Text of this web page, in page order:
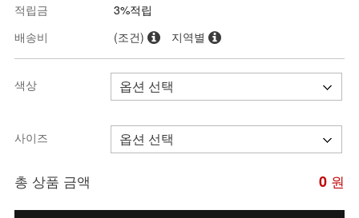
적립금
3%적립
배송비
(조건) 지역별
색상
사이즈
총 상품 금액 0 원